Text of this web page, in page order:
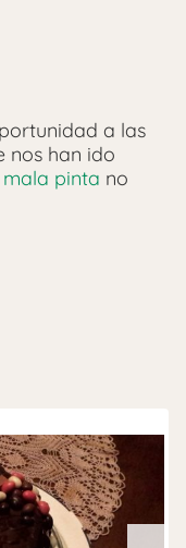
a las
nos han ido
mala pinta no